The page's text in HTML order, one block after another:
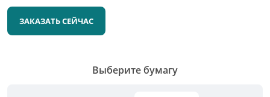
ЗАКАЗАТЬ СЕЙЧАС
Выберите бумагу